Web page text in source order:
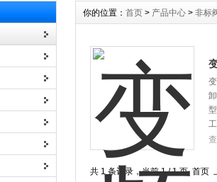
你的位置： 首页 > 产品中心 > 非标
共 1 条记录，当前 1 / 1 页 首页